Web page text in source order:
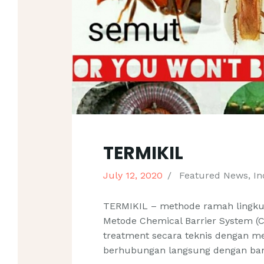
TERMIKIL
July 12, 2020 Featured News,
TERMIKIL – methode ramah
Metode Chemical Barrier System
treatment secara teknis dengan
berhubungan langsung dengan